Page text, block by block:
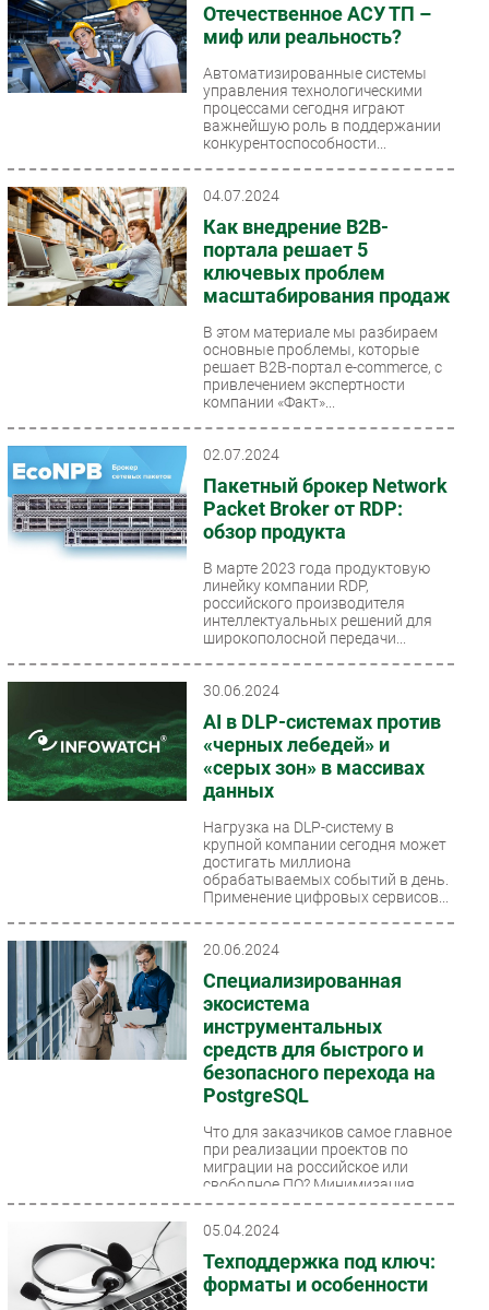
Отечественное АСУ ТП –
миф или реальность?
Автоматизированные системы
управления технологическими
процессами сегодня играют
важнейшую роль в поддержании
конкурентоспособности...
04.07.2024
Как внедрение B2B-
портала решает 5
ключевых проблем
масштабирования продаж
В этом материале мы разбираем
основные проблемы, которые
решает B2B-портал e-commerce, с
привлечением экспертности
компании «Факт»...
02.07.2024
Пакетный брокер Network
Packet Broker от RDP:
обзор продукта
В марте 2023 года продуктовую
линейку компании RDP,
российского производителя
интеллектуальных решений для
широкополосной передачи...
30.06.2024
AI в DLP-системах против
«черных лебедей» и
«серых зон» в массивах
данных
Нагрузка на DLP-систему в
крупной компании сегодня может
достигать миллиона
обрабатываемых событий в день.
Применение цифровых сервисов...
20.06.2024
Специализированная
экосистема
инструментальных
средств для быстрого и
безопасного перехода на
PostgreSQL
Что для заказчиков самое главное
при реализации проектов по
миграции на российское или
свободное ПО? Минимизация
проектных рисков...
05.04.2024
Техподдержка под ключ:
форматы и особенности